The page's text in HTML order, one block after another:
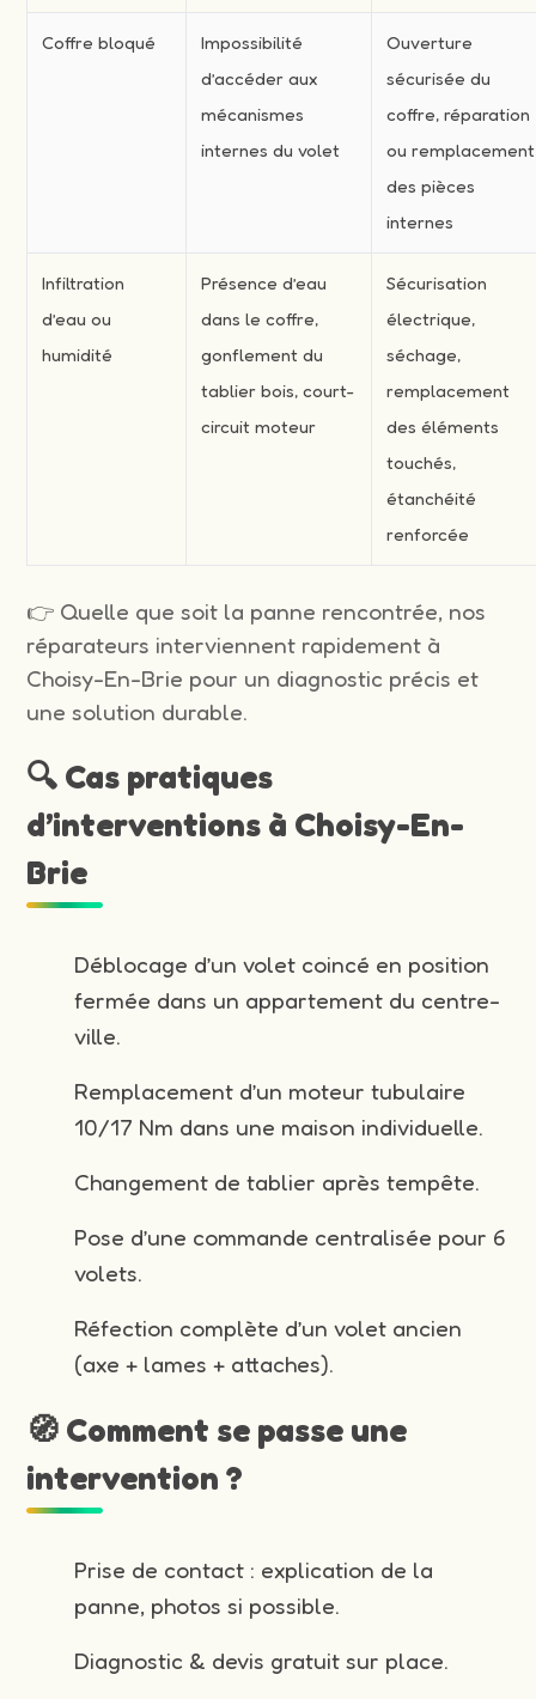
Coffre bloqué
Impossibilité
d’accéder aux
mécanismes
internes du volet
Ouverture
sécurisée du
coffre, réparation
ou remplacement
des pièces
internes
Infiltration
d’eau ou
humidité
Présence d’eau
dans le coffre,
gonflement du
tablier bois, court-
circuit moteur
Sécurisation
électrique,
séchage,
remplacement
des éléments
touchés,
étanchéité
renforcée
👉 Quelle que soit la panne rencontrée, nos
réparateurs interviennent rapidement à
Choisy-En-Brie pour un diagnostic précis et
une solution durable.
🔍 Cas pratiques
d’interventions à Choisy-En-
Brie
Déblocage d’un volet coincé en position
fermée dans un appartement du centre-
ville.
Remplacement d’un moteur tubulaire
10/17 Nm dans une maison individuelle.
Changement de tablier après tempête.
Pose d’une commande centralisée pour 6
volets.
Réfection complète d’un volet ancien
(axe + lames + attaches).
🧭 Comment se passe une
intervention ?
Prise de contact : explication de la
panne, photos si possible.
Diagnostic & devis gratuit sur place.